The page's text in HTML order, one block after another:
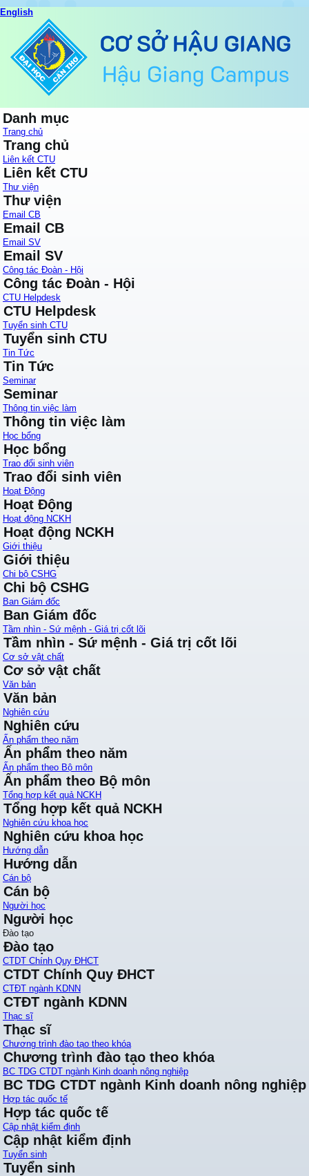
English
Danh mục
Trang chủ
Trang chủ
Liên kết CTU
Liên kết CTU
Thư viện
Thư viện
Email CB
Email CB
Email SV
Email SV
Công tác Đoàn - Hội
Công tác Đoàn - Hội
CTU Helpdesk
CTU Helpdesk
Tuyển sinh CTU
Tuyển sinh CTU
Tin Tức
Tin Tức
Seminar
Seminar
Thông tin việc làm
Thông tin việc làm
Học bổng
Học bổng
Trao đổi sinh viên
Trao đổi sinh viên
Hoạt Động
Hoạt Động
Hoạt động NCKH
Hoạt động NCKH
Giới thiệu
Giới thiệu
Chi bộ CSHG
Chi bộ CSHG
Ban Giám đốc
Ban Giám đốc
Tầm nhìn - Sứ mệnh - Giá trị cốt lõi
Tầm nhìn - Sứ mệnh - Giá trị cốt lõi
Cơ sở vật chất
Cơ sở vật chất
Văn bản
Văn bản
Nghiên cứu
Nghiên cứu
Ấn phẩm theo năm
Ấn phẩm theo năm
Ấn phẩm theo Bộ môn
Ấn phẩm theo Bộ môn
Tổng hợp kết quả NCKH
Tổng hợp kết quả NCKH
Nghiên cứu khoa học
Nghiên cứu khoa học
Hướng dẫn
Hướng dẫn
Cán bộ
Cán bộ
Người học
Người học
Đào tạo
Đào tạo
CTDT Chính Quy ĐHCT
CTDT Chính Quy ĐHCT
CTĐT ngành KDNN
CTĐT ngành KDNN
Thạc sĩ
Thạc sĩ
Chương trình đào tạo theo khóa
Chương trình đào tạo theo khóa
BC TDG CTDT ngành Kinh doanh nông nghiệp
BC TDG CTDT ngành Kinh doanh nông nghiệp
Hợp tác quốc tế
Hợp tác quốc tế
Cập nhật kiểm định
Cập nhật kiểm định
Tuyển sinh
Tuyển sinh